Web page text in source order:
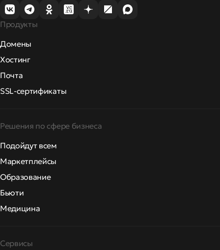
Продукты
Домены
Хостинг
Почта
SSL-сертификаты
Решения по сфере бизнеса
Подойдут всем
Маркетплейсы
Образование
Бьюти
Медицина
Сервисы